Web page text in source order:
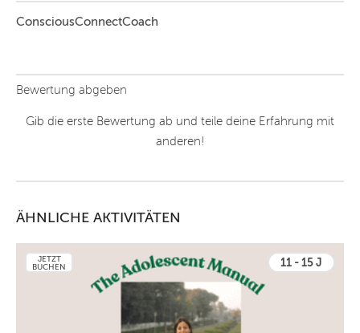
ConsciousConnectCoach
Bewertung abgeben
Gib die erste Bewertung ab und teile deine Erfahrung mit
anderen!
ÄHNLICHE AKTIVITÄTEN
JETZT
BUCHEN
11 - 15 J